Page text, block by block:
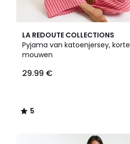
LA REDOUTE COLLECTIONS
Pyjama van katoenjersey, korte
mouwen
29.99 €
5
/
5
5
/